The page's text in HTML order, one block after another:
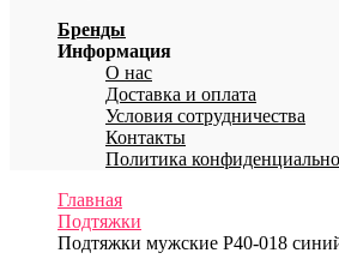
Бренды
Информация
О нас
Доставка и оплата
Условия сотрудничества
Контакты
Политика
Главная
Подтяжки
Подтяжки мужские P40-018